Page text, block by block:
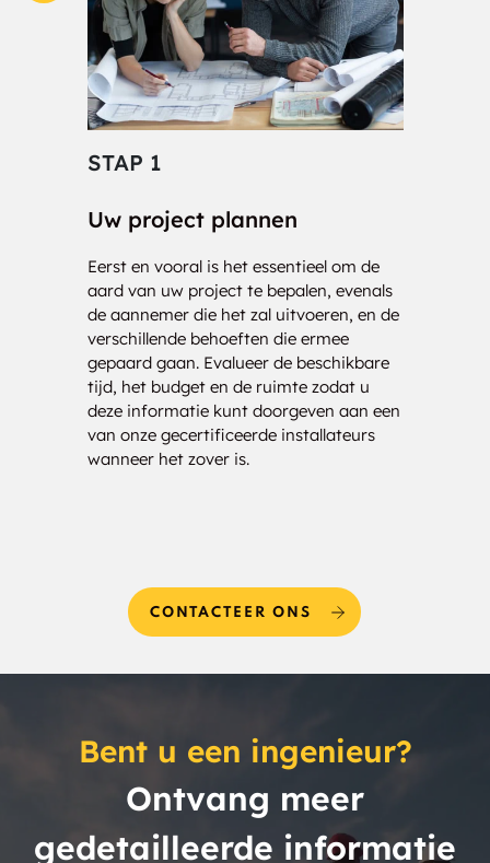
STAP 1
Uw project plannen
Eerst en vooral is het essentieel om de
aard van uw project te bepalen, evenals
de aannemer die het zal uitvoeren, en de
verschillende behoeften die ermee
gepaard gaan. Evalueer de beschikbare
tijd, het budget en de ruimte zodat u
deze informatie kunt doorgeven aan een
van onze gecertificeerde installateurs
wanneer het zover is.
CONTACTEER ONS
Bent u een ingenieur?
Ontvang meer
gedetailleerde informatie